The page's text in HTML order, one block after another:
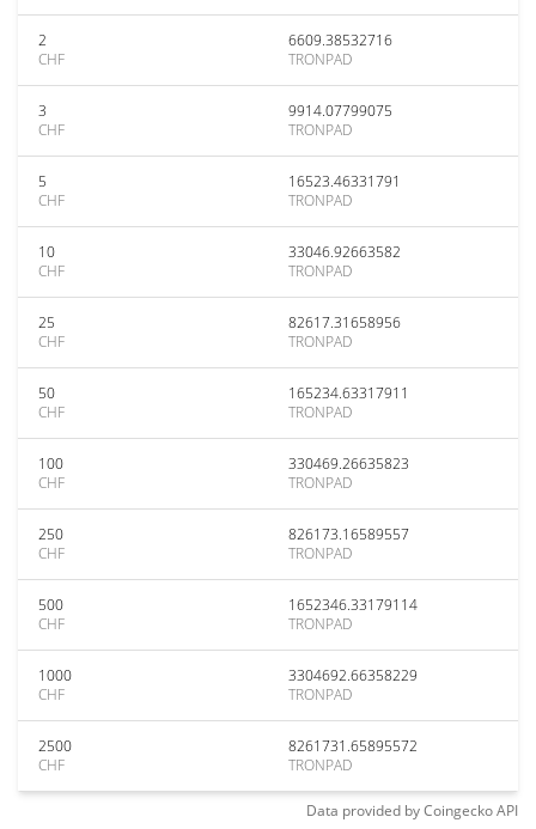
2
CHF
6609.38532716
TRONPAD
3
CHF
9914.07799075
TRONPAD
5
CHF
16523.46331791
TRONPAD
10
CHF
33046.92663582
TRONPAD
25
CHF
82617.31658956
TRONPAD
50
CHF
165234.63317911
TRONPAD
100
CHF
330469.26635823
TRONPAD
250
CHF
826173.16589557
TRONPAD
500
CHF
1652346.33179114
TRONPAD
1000
CHF
3304692.66358229
TRONPAD
2500
CHF
8261731.65895572
TRONPAD
Data provided byCoingeckoAPI